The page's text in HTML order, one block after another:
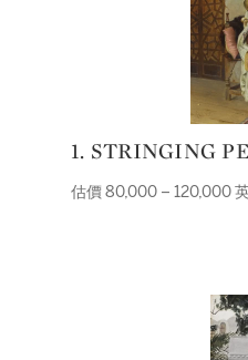
1. STRINGING
估價 80,000 – 120,000